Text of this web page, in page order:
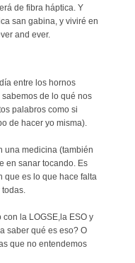
de fibra háptica. Y
san gabina, y viviré en
and ever.
entre los hornos
de lo qué nos
palabros como si
de hacer yo misma).
una medicina (también
en sanar tocando. Es
que es lo que hace falta
todas.
la LOGSE,la ESO y
saber qué es eso? O
que no entendemos